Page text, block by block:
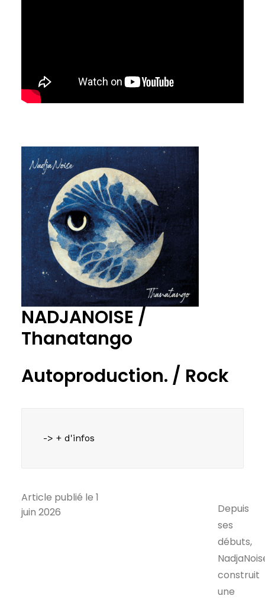
NADJANOISE /
Thanatango
Autoproduction. / Rock
-> + d'infos
Depuis
ses
débuts,
construit
une
Article publié le 1
juin 2026